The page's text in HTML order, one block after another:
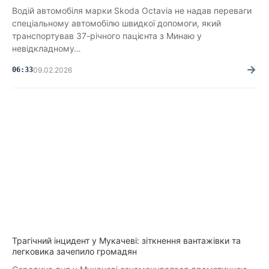
Водій автомобіля марки Skoda Octavia не надав переваги
спеціальному автомобілю швидкої допомоги, який
транспортував 37-річного пацієнта з Минаю у
невідкладному…
06:3309.02.2026 →
Трагічний інцидент у Мукачеві: зіткнення вантажівки та
легковика зачепило громадян